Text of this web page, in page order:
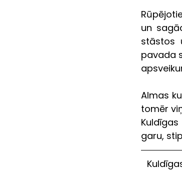
un
stāstos
pavada
Almas
tomēr
garu,